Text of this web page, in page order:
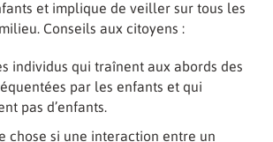
et implique de veiller sur tous les
Conseils aux citoyens :
individus qui traînent aux abords des
par les enfants et qui
pas d’enfants.
chose si une interaction entre un